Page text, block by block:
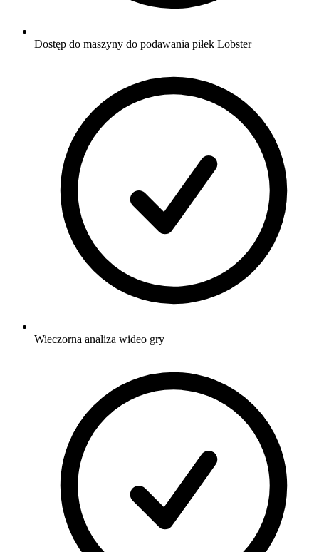
Dostęp do maszyny do podawania piłek Lobster
Wieczorna analiza wideo gry